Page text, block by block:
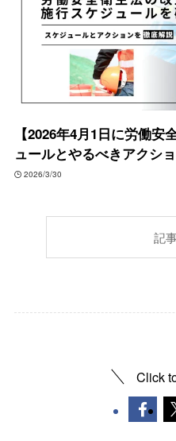
【2026年4月1日に労働
ュールとやるべきアクシ
2026/3/30
記
Click